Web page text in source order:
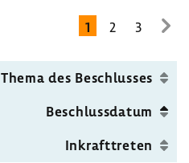
1 2 3
zur
Thema des Beschlusses
Beschluss­datum
Inkraft­treten